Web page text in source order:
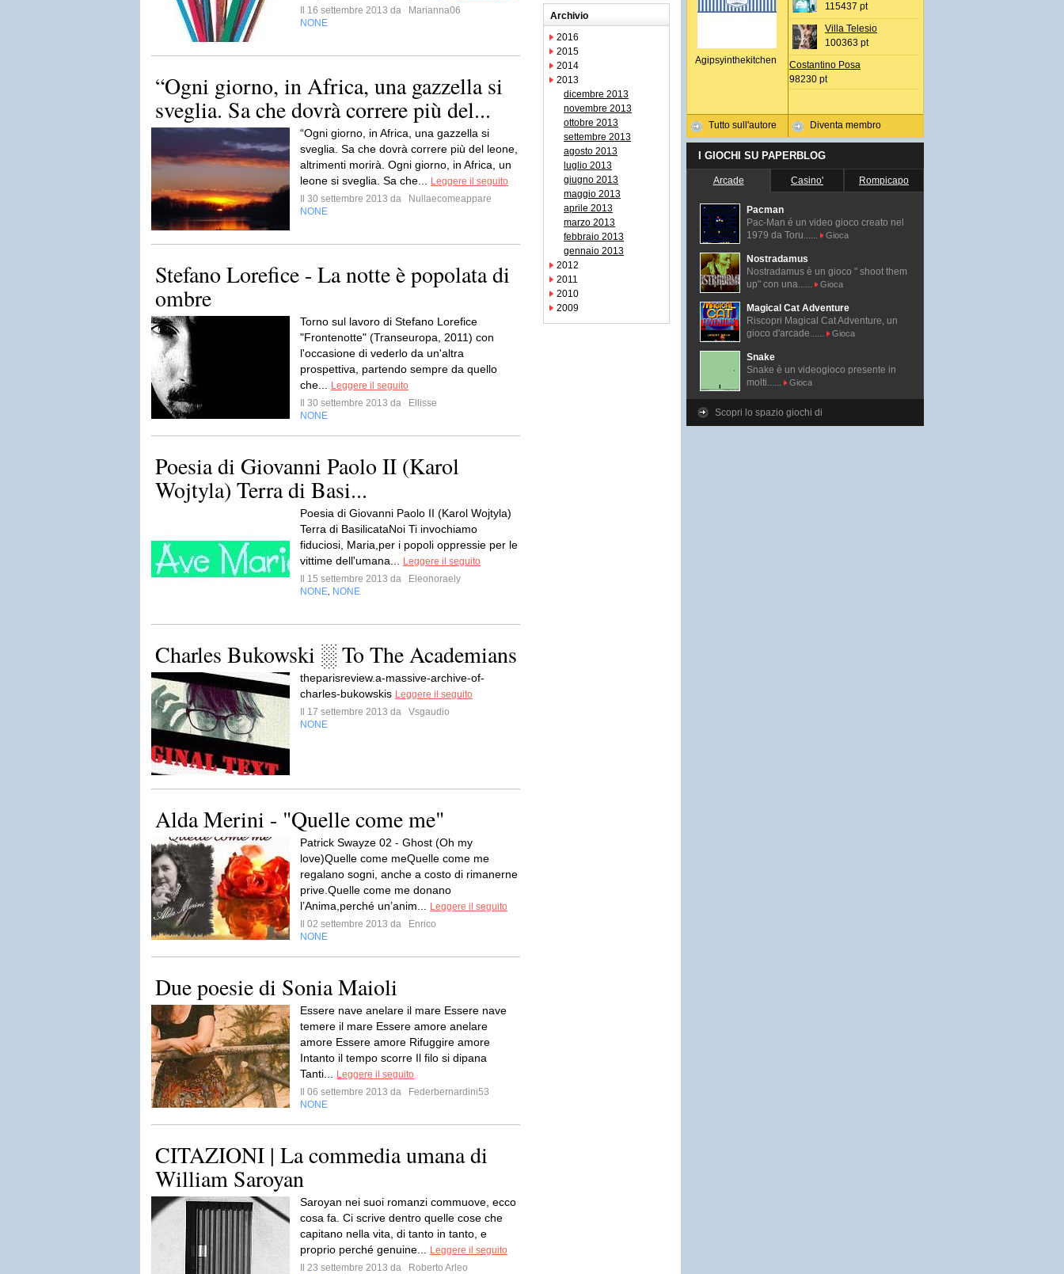
Il 16 settembre 2013 da
Marianna06
NONE
“Ogni giorno, in Africa, una gazzella si
sveglia. Sa che dovrà correre più del...
“Ogni giorno, in Africa, una gazzella si
sveglia. Sa che dovrà correre più del leone,
altrimenti morirà. Ogni giorno, in Africa, un
leone si sveglia. Sa che...
Leggere il seguito
Il 30 settembre 2013 da
Nullaecomeappare
NONE
Stefano Lorefice - La notte è popolata di
ombre
Torno sul lavoro di Stefano Lorefice
"Frontenotte" (Transeuropa, 2011) con
l'occasione di vederlo da un'altra
prospettiva, partendo sempre da quello
che...
Leggere il seguito
Il 30 settembre 2013 da
Ellisse
NONE
Poesia di Giovanni Paolo II (Karol
Wojtyla) Terra di Basi...
Poesia di Giovanni Paolo II (Karol Wojtyla)
Terra di BasilicataNoi Ti invochiamo
fiduciosi, Maria,per i popoli oppressie per le
vittime dell'umana...
Leggere il seguito
Il 15 settembre 2013 da
Eleonoraely
NONE NONE
Charles Bukowski ░ To The Academians
theparisreview.a-massive-archive-of-
charles-bukowskis Leggere il seguito
Il 17 settembre 2013 da
Vsgaudio
NONE
Alda Merini - "Quelle come me"
Patrick Swayze 02 - Ghost (Oh my
love)Quelle come meQuelle come me
regalano sogni, anche a costo di rimanerne
prive.Quelle come me donano
l’Anima,perché un’anim...
Leggere il seguito
Il 02 settembre 2013 da
Enrico
NONE
Due poesie di Sonia Maioli
Essere nave anelare il mare Essere nave
temere il mare Essere amore anelare
amore Essere amore Rifuggire amore
Intanto il tempo scorre Il filo si dipana
Tanti...
Leggere il seguito
Il 06 settembre 2013 da
Federbernardini53
NONE
CITAZIONI | La commedia umana di
William Saroyan
Saroyan nei suoi romanzi commuove, ecco
cosa fa. Ci scrive dentro quelle cose che
capitano nella vita, di tanto in tanto, e
proprio perché genuine...
Leggere il seguito
Il 23 settembre 2013 da
Roberto Arleo
Archivio
2016
2015
2014
2013
dicembre 2013
novembre 2013
ottobre 2013
settembre 2013
agosto 2013
luglio 2013
giugno 2013
maggio 2013
aprile 2013
marzo 2013
febbraio 2013
gennaio 2013
2012
2011
2010
2009
Agipsyinthekitchen
Tutto sull'autore
115437 pt
Villa Telesio
100363 pt
Costantino Posa
98230 pt
Diventa membro
I GIOCHI SU PAPERBLOG
Arcade Casino' Rompicapo
Pacman
Pac-Man é un video gioco creato nel
1979 da Toru......
Gioca
Nostradamus
Nostradamus è un gioco " shoot them
up" con una......
Gioca
Magical Cat Adventure
Riscopri Magical Cat Adventure, un
gioco d'arcade......
Gioca
Snake
Snake è un videogioco presente in
molti......
Gioca
Scopri lo spazio giochi di